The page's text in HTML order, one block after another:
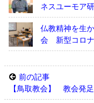
ネスユーモア
仏教精神を生
会 新型コロ
前の記事
【鳥取教会】 教会発